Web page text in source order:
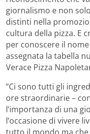
giornalismo e non
distinti nella
cultura della pizza. E
per conoscere il
assegnata la tabella
Verace Pizza
“Ci sono tutti gli
ore straordinarie –
l’importanza di una
l’occasione di vivere